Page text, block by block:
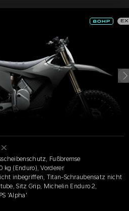
EX
Fußbremse
kg (Enduro), Vorderer
inbegriffen, Titan-Schraubensatz nicht
Sitz Grip, Michelin Enduro 2,
'Alpha'